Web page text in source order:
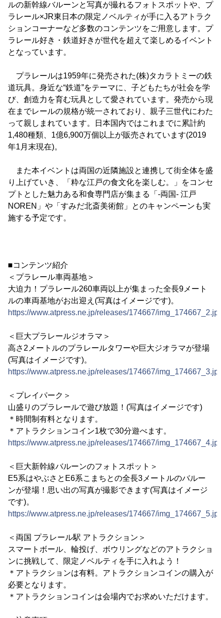
ルの新幹線バルーンと写真が撮れるフォトスポットや、プ
ラレール×JR東日本の限定ノベルティが手に入るアトラク
ションコーナーなど多数のコンテンツをご用意します。プ
ラレール好き・鉄道好きが世代を超えて楽しめるイベント
となっています。
プラレールは1959年に発売された(株)タカラトミーの鉄
道玩具。身近な“鉄道”をテーマに、子どもたちが社会を学
び、創造力を育む玩具として愛されています。発売から現
在までレールの規格が統一されており、親子三世代にわた
って親しまれています。日本国内ではこれまでに累計約
1,480種類、1億6,900万個以上が販売されています(2019
年1月末現在)。
また本イベントは両国の近隣施設と連携して街全体を盛
り上げていき、「粋な江戸の食文化を楽しむ。」をコンセ
プトとした魅力ある和食専門店が集まる「-両国- 江戸
NOREN」や「すみだ北斎美術館」とのキャンペーンも実
施する予定です。
■コンテンツ紹介
＜プラレール車両基地＞
大迫力！プラレール260車両以上が集まった全長9メート
ルの車両基地がお出迎え(写真はイメージです)。
https://www.atpress.ne.jp/releases/174667/
＜巨大プラレールジオラマ＞
高さ2メートルのプラレールタワーや巨大ジオラマが登場
(写真はイメージです)。
https://www.atpress.ne.jp/releases/174667/
＜プレイパーク＞
山盛りのプラレールで遊び放題！(写真はイメージです)
＊時間制有料となります。
＊アトラクションコイン1枚で30分遊べます。
https://www.atpress.ne.jp/releases/174667/
＜巨大新幹線バルーンのフォトスポット＞
E5系はやぶさとE6系こまちとの全長3メートルのバルー
ンが登場！思い出の写真が撮影できます(写真はイメージ
です)。
https://www.atpress.ne.jp/releases/174667/
＜両国 プラレール駅 アトラクション＞
スマートボール、輪投げ、ボウリングなどのアトラクショ
ンに挑戦して、限定ノベルティを手に入れよう！
＊アトラクションは有料。アトラクションコインの購入が
必要となります。
＊アトラクションコインは会場内でお求めいただけます。